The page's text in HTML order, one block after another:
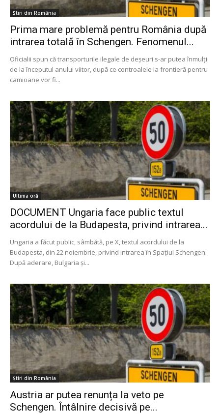
Știri din România
Prima mare problemă pentru România după
intrarea totală în Schengen. Fenomenul...
Oficialii spun că transporturile ilegale de deșeuri s-ar putea înmulți
de la începutul anului viitor, după ce controalele la frontieră pentru
camioane vor fi...
Ultima oră
DOCUMENT Ungaria face public textul
acordului de la Budapesta, privind intrarea...
Ungaria a făcut public, sâmbătă, pe X, textul acordului de la
Budapesta, din 22 noiembrie, privind intrarea în Spațiul Schengen:
După aderare, Bulgaria și...
Știri din România
Austria ar putea renunța la veto pe
Schengen. Întâlnire decisivă pe...